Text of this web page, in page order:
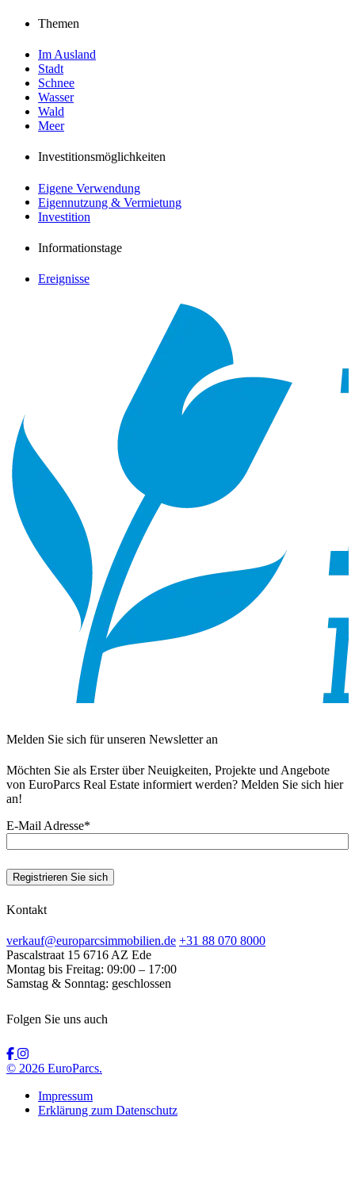
Themen
Im Ausland
Stadt
Schnee
Wasser
Wald
Meer
Investitionsmöglichkeiten
Eigene Verwendung
Eigennutzung & Vermietung
Investition
Informationstage
Ereignisse
Melden Sie sich für unseren Newsletter an
Möchten Sie als Erster über Neuigkeiten, Projekte und Angebote
von EuroParcs Real Estate informiert werden? Melden Sie sich hier
an!
E-Mail Adresse*
Registrieren Sie sich
Kontakt
verkauf@europarcsimmobilien.de +31 88 070 8000
Pascalstraat 15 6716 AZ Ede
Montag bis Freitag: 09:00 – 17:00
Samstag & Sonntag: geschlossen
Folgen Sie uns auch
© 2026 EuroParcs.
Impressum
Erklärung zum Datenschutz